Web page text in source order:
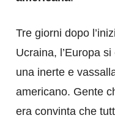
Tre giorni dopo
Ucraina, l’Europa
una inerte e
americano. Gente
era convinta che